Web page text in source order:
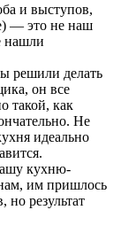
и выступов,
— это не наш
нашли
решили делать
он все
такой, как
Не
идеально
кухню-
им пришлось
результат